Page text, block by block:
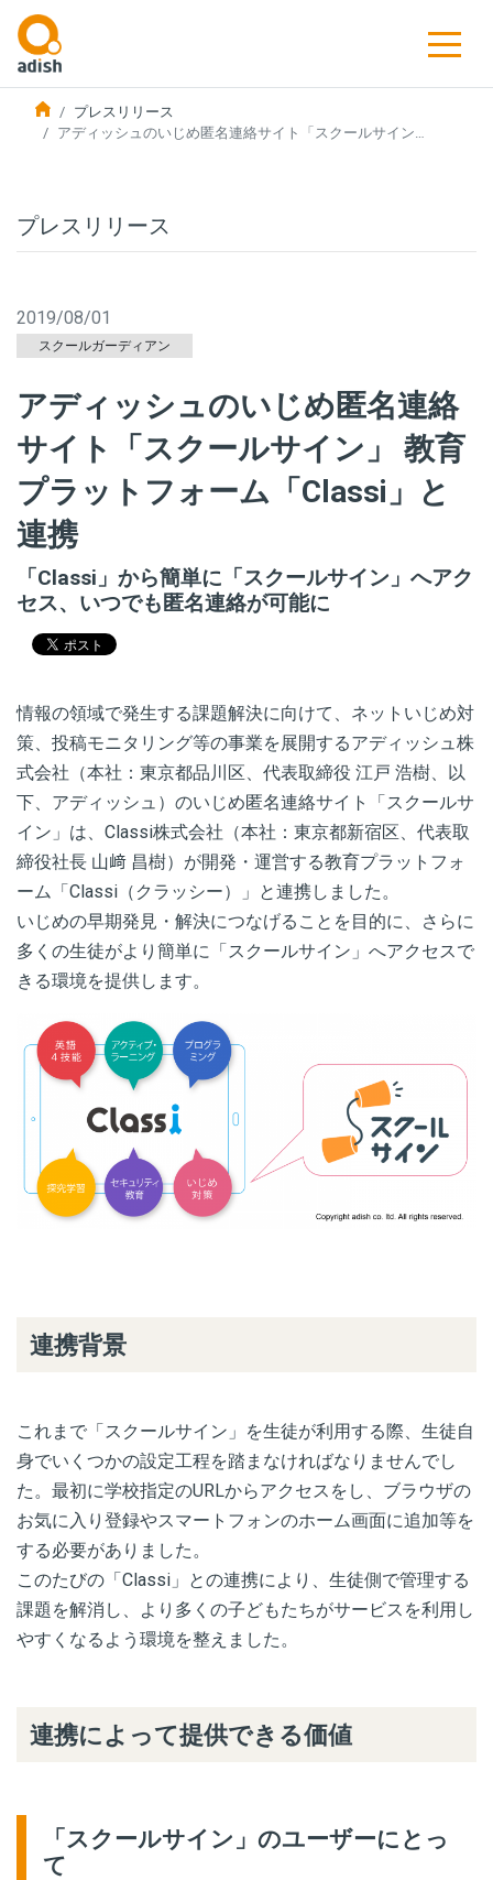
プレスリリース
アディッシュのいじめ匿名連絡サイト「スクールサイン…
プレスリリース
2019/08/01
スクールガーディアン
アディッシュのいじめ匿名連絡
サイト「スクールサイン」 教育
プラットフォーム「Classi」と
連携
「Classi」から簡単に「スクールサイン」へアク
セス、いつでも匿名連絡が可能に
情報の領域で発生する課題解決に向けて、ネットいじめ対
策、投稿モニタリング等の事業を展開するアディッシュ株
式会社（本社：東京都品川区、代表取締役 江戸 浩樹、以
下、アディッシュ）のいじめ匿名連絡サイト「スクールサ
イン」は、Classi株式会社（本社：東京都新宿区、代表取
締役社長 山﨑 昌樹）が開発・運営する教育プラットフォ
ーム「Classi（クラッシー）」と連携しました。
いじめの早期発見・解決につなげることを目的に、さらに
多くの生徒がより簡単に「スクールサイン」へアクセスで
きる環境を提供します。
連携背景
これまで「スクールサイン」を生徒が利用する際、生徒自
身でいくつかの設定工程を踏まなければなりませんでし
た。最初に学校指定のURLからアクセスをし、ブラウザの
お気に入り登録やスマートフォンのホーム画面に追加等を
する必要がありました。
このたびの「Classi」との連携により、生徒側で管理する
課題を解消し、より多くの子どもたちがサービスを利用し
やすくなるよう環境を整えました。
連携によって提供できる価値
「スクールサイン」のユーザーにとっ
て